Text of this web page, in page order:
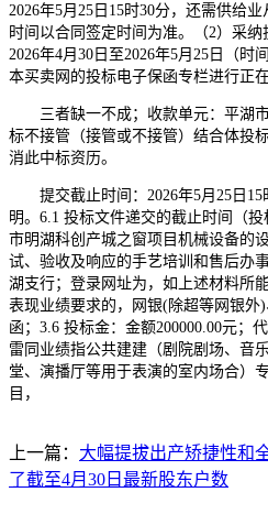
2026年5月25日15时30分，还需供给
时间以合同签定时间为准。（2）采
2026年4月30日至2026年5月25日（时
本买卖网的投标电子保函专栏进行正在
三者缺一不成；收款单元：平湖市
标不接管（接管或不接管）结合体投
消此中标资历。
提交截止时间：2026年5月25日15
明。6.1 投标文件递交的截止时间（
市明湖科创产城之窗项目机械设备的
试、验收及响应的手艺培训和售后办
湖支行；登录网址为，如上述材料所
表现业绩要求的，网银(除超等网银外
函；3.6 投标金：金额200000.00元
雷同业绩指公共建建（剧院剧场、音
堂、演播厅等用于表演的室内场合）
目，
上一篇： 大幅提拔出产矫捷性和
了截至4月30日最新股东户数